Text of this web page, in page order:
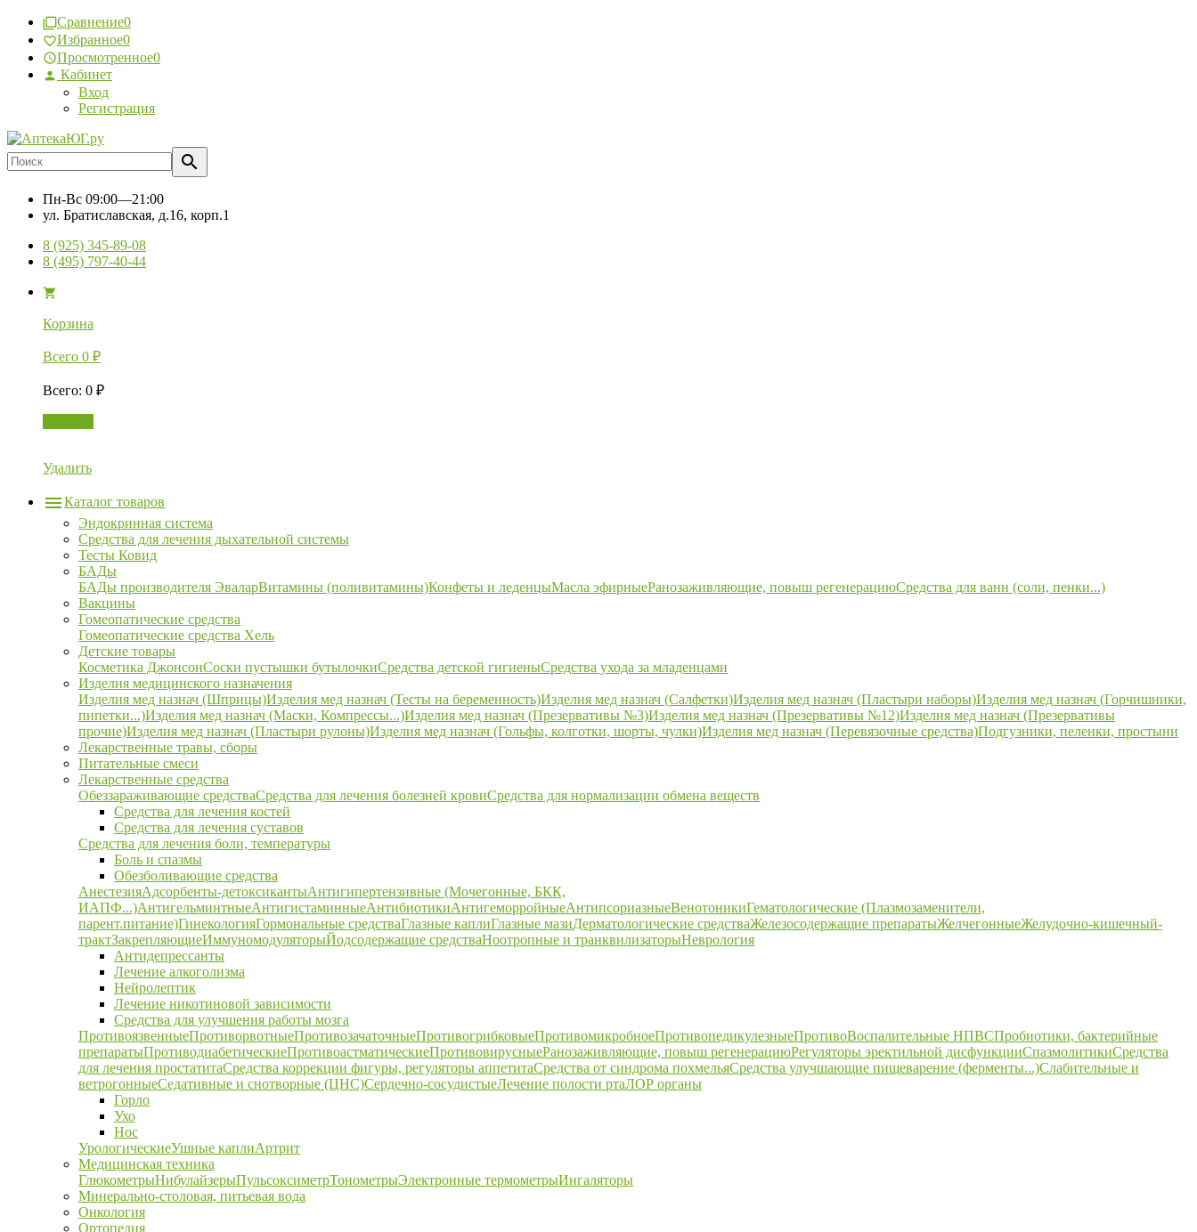
Сравнение0
Избранное0
Просмотренное0
Кабинет
Вход
Регистрация
Пн-Вс 09:00—21:00
ул. Братиславская, д.16, корп.1
8 (925) 345-89-08
8 (495) 797-40-44
Корзина
Всего 0 ₽
Всего: 0 ₽
Удалить
Каталог товаров
Эндокринная система
Средства для лечения дыхательной системы
Тесты Ковид
БАДы
БАДы производителя ЭваларВитамины (поливитамины)Конфеты и леденцыМасла эфирныеРанозаживляющие, повыш регенерациюСредства для ванн (соли, пенки...)
Вакцины
Гомеопатические средства
Гомеопатические средства Хель
Детские товары
Косметика ДжонсонСоски пустышки бутылочкиСредства детской гигиеныСредства ухода за младенцами
Изделия медицинского назначения
Изделия мед назнач (Шприцы)Изделия мед назнач (Тесты на беременность)Изделия мед назнач (Салфетки)Изделия мед назнач (Пластыри наборы)Изделия мед назнач (Горчишники,
пипетки...)Изделия мед назнач (Маски, Компрессы...)Изделия мед назнач (Презервативы №3)Изделия мед назнач (Презервативы №12)Изделия мед назнач (Презервативы
прочие)Изделия мед назнач (Пластыри рулоны)Изделия мед назнач (Гольфы, колготки, шорты, чулки)Изделия мед назнач (Перевязочные средства)Подгузники, пеленки, простыни
Лекарственные травы, сборы
Питательные смеси
Лекарственные средства
Обеззараживающие средстваСредства для лечения болезней кровиСредства для нормализации обмена веществ
Средства для лечения костей
Средства для лечения суставов
Средства для лечения боли, температуры
Боль и спазмы
Обезболивающие средства
АнестезияАдсорбенты-детоксикантыАнтигипертензивные (Мочегонные, БКК,
ИАПФ...)АнтигельминтныеАнтигистаминныеАнтибиотикиАнтигеморройныеАнтипсориазныеВенотоникиГематологические (Плазмозаменители,
парент.питание)ГинекологияГормональные средстваГлазные каплиГлазные мазиДерматологические средстваЖелезосодержащие препаратыЖелчегонныеЖелудочно-кишечный-
трактЗакрепляющиеИммуномодуляторыЙодсодержащие средстваНоотропные и транквилизаторыНеврология
Антидепрессанты
Лечение алкоголизма
Нейролептик
Лечение никотиновой зависимости
Средства для улучшения работы мозга
ПротивоязвенныеПротиворвотныеПротивозачаточныеПротивогрибковыеПротивомикробноеПротивопедикулезныеПротивоВоспалительные НПВСПробиотики, бактерийные
препаратыПротиводиабетическиеПротивоастматическиеПротивовирусныеРанозаживляющие, повыш регенерациюРегуляторы эректильной дисфункцииСпазмолитикиСредства
для лечения простатитаСредства коррекции фигуры, регуляторы аппетитаСредства от синдрома похмельяСредства улучшающие пищеварение (ферменты...)Слабительные и
ветрогонныеСедативные и снотворные (ЦНС)Сердечно-сосудистыеЛечение полости ртаЛОР органы
Горло
Ухо
Нос
УрологическиеУшные каплиАртрит
Медицинская техника
ГлюкометрыНибулайзерыПульсоксиметрТонометрыЭлектронные термометрыИнгаляторы
Минерально-столовая, питьевая вода
Онкология
Ортопедия